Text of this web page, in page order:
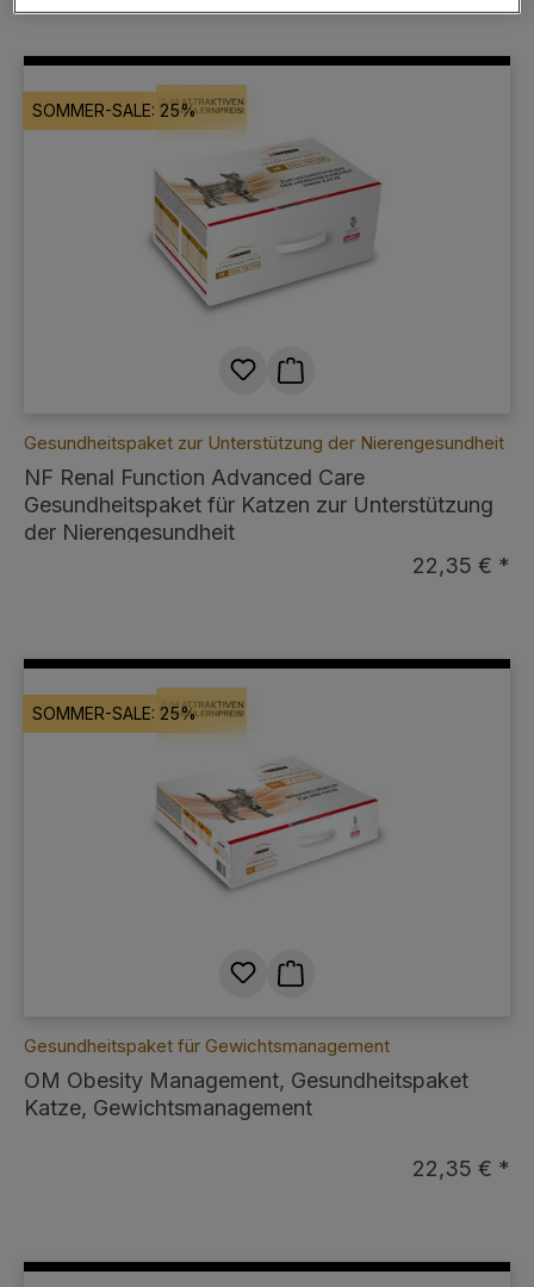
SOMMER-SALE: 25%
Gesundheitspaket zur Unterstützung der Nierengesundheit
NF Renal Function Advanced Care
Gesundheitspaket für Katzen zur Unterstützung
der Nierengesundheit
22,35 € *
SOMMER-SALE: 25%
Gesundheitspaket für Gewichtsmanagement
OM Obesity Management, Gesundheitspaket
Katze, Gewichtsmanagement
22,35 € *